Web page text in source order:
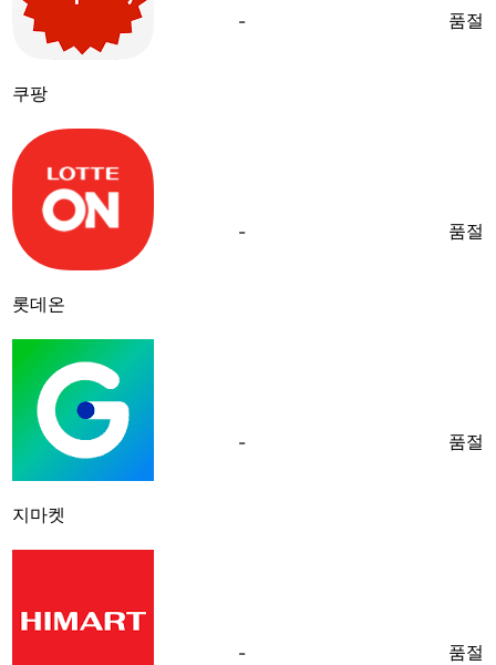
쿠팡
- 품절
롯데온
- 품절
지마켓
- 품절
- 품절